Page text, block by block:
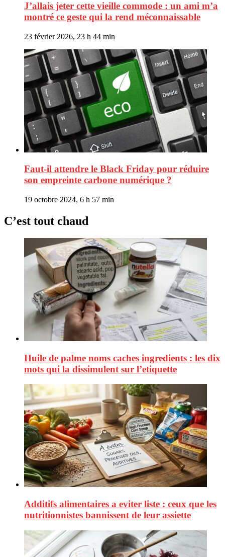
J’allais jeter cette vieille commode : un ami m’a
montré ce geste qui la rend méconnaissable
23 février 2026, 23 h 44 min
Faut-il attendre le Black Friday pour réduire
son empreinte carbone numérique ?
19 octobre 2024, 6 h 57 min
C’est tout chaud
Huile de palme noms caches ingredients : les dix
mots qui la dissimulent sur l’etiquette
Additifs alimentaires a eviter liste : ceux que les
nutritionnistes bannissent de leur assiette